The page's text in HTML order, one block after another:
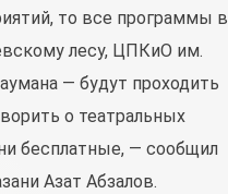
то все программы в
лесу, ЦПКиО им.
— будут проходить
о театральных
бесплатные, — сообщил
Азат Абзалов.